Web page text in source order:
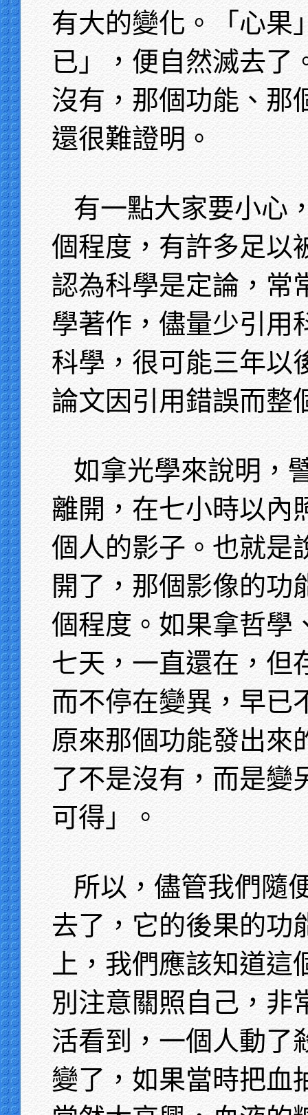
有大的變化。「心果
已」，便自然滅去了
沒有，那個功能、那
還很難證明。
有一點大家要小心
個程度，有許多足以
認為科學是定論，常
學著作，儘量少引用
科學，很可能三年以
論文因引用錯誤而整
如拿光學來說明，
離開，在七小時以內
個人的影子。也就是
開了，那個影像的功
個程度。如果拿哲學
七天，一直還在，但
而不停在變異，早已
原來那個功能發出來
了不是沒有，而是變
可得」。
所以，儘管我們隨
去了，它的後果的功
上，我們應該知道
別注意關照自己，非
活看到，一個人動了
變了，如果當時把血